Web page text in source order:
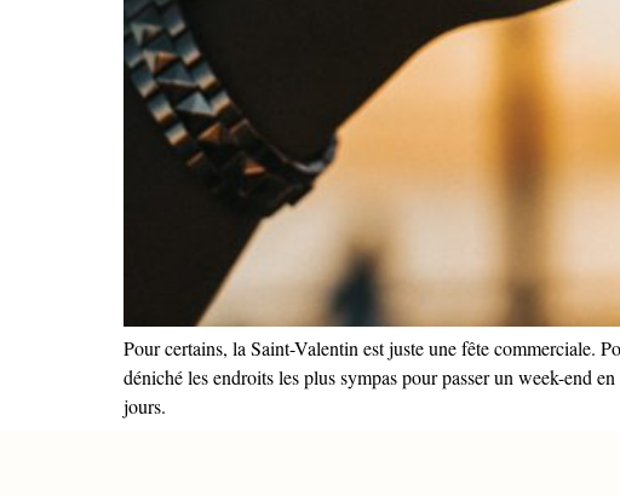
Pour certains, la Saint-Valentin est juste une fête commerciale.
déniché les endroits les plus sympas pour passer un week-end
jours.